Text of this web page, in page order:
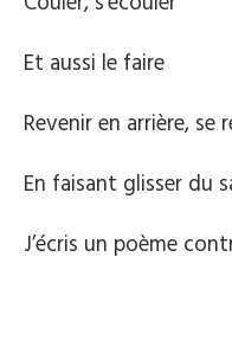
Et aussi le faire
Revenir en arrière, se
En faisant glisser du
J’écris un poème